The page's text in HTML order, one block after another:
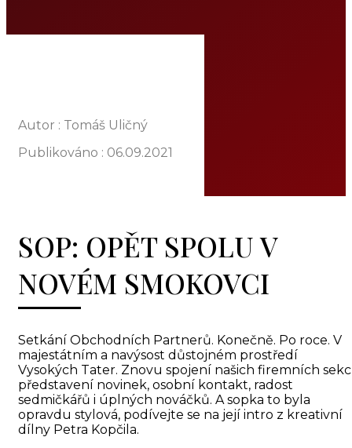
Autor : Tomáš Uličný
Publikováno : 06.09.2021
SOP: OPĚT SPOLU V
NOVÉM SMOKOVCI
Setkání Obchodních Partnerů. Konečně. Po roce. V
majestátním a navýsost důstojném prostředí
Vysokých Tater. Znovu spojení našich firemních
představení novinek, osobní kontakt, radost
sedmičkářů i úplných nováčků. A sopka to byla
opravdu stylová, podívejte se na její intro z kreativní
dílny Petra Kopčila.